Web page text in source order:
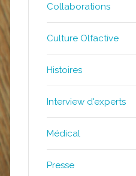
Collaborations
Culture Olfactive
Histoires
Interview d'experts
Médical
Presse